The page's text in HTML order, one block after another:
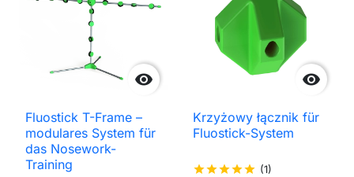

Fluostick T-Frame –
modulares System für
das Nosework-
Training

Krzyżowy łącznik für
Fluostick-System
starstarstarstarstar (1)